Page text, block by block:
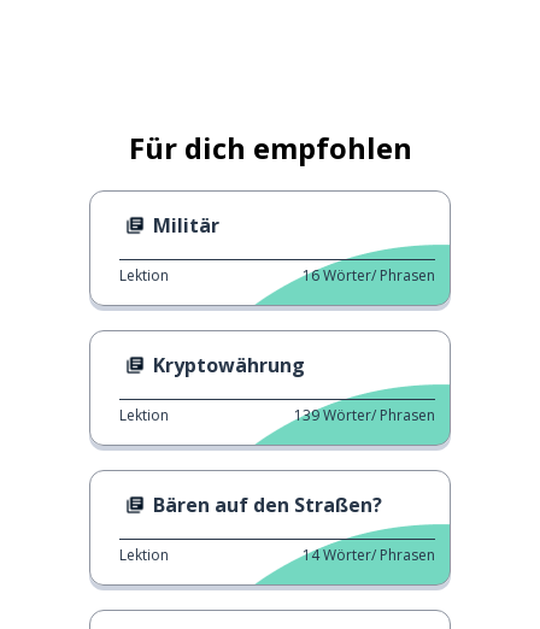
Für dich empfohlen
Militär
Lektion 16Wörter/ Phrasen
Kryptowährung
Lektion 139Wörter/ Phrasen
Bären auf den Straßen?
Lektion 14Wörter/ Phrasen